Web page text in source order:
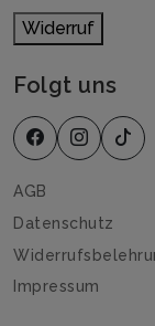
Widerruf
Folgt uns
AGB
Datenschutz
Impressum